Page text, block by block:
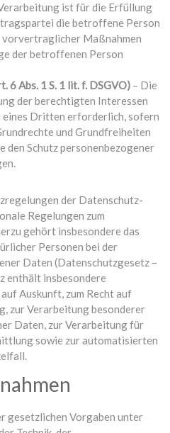
ist für die Erfüllung
die betroffene Person
Maßnahmen
der betroffenen Person
6 Abs. 1 S. 1 lit. f. DSGVO) – Die
der berechtigten Interessen
Dritten erforderlich, sofern
und Grundfreiheiten
den Schutz personenbezogener
der Datenschutz-
Regelungen zum
gehört insbesondere das
Personen bei der
Daten (Datenschutzgesetz –
enthält insbesondere
Auskunft, zum Recht auf
zur Verarbeitung besonderer
Daten, zur Verarbeitung für
sowie zur automatisierten
gesetzlichen Vorgaben unter